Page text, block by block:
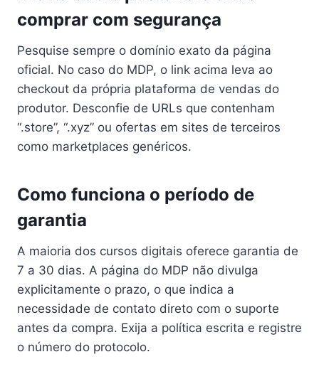
comprar com segurança
Pesquise sempre o domínio exato da página
oficial. No caso do MDP, o link acima leva ao
checkout da própria plataforma de vendas do
produtor. Desconfie de URLs que contenham
“.store”, “.xyz” ou ofertas em sites de terceiros
como marketplaces genéricos.
Como funciona o período de
garantia
A maioria dos cursos digitais oferece garantia de
7 a 30 dias. A página do MDP não divulga
explicitamente o prazo, o que indica a
necessidade de contato direto com o suporte
antes da compra. Exija a política escrita e registre
o número do protocolo.